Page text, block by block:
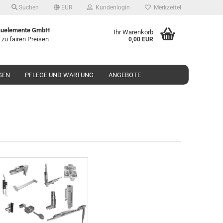
Suchen EUR Kundenlogin Merkzettel
GmbH
fairen Preisen
Ihr Warenkorb
0,00 EUR
PFLEGE UND WARTUNG ANGEBOTE